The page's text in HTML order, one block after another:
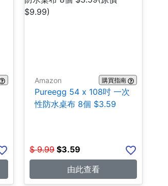
Amazon 購買指南
Pureegg 54 x 108吋 一次
性防水桌布 8個 $3.59
$ 9.99 $3.59
由此查看